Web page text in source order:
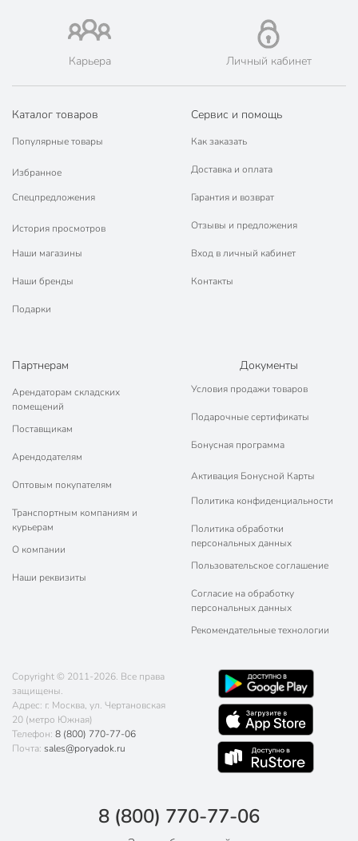
Карьера Личный кабинет
Каталог товаров
Популярные товары
Избранное
Спецпредложения
История просмотров
Наши магазины
Наши бренды
Подарки
Сервис и помощь
Как заказать
Доставка и оплата
Гарантия и возврат
Отзывы и предложения
Вход в личный кабинет
Контакты
Партнерам
Арендаторам складских
помещений
Поставщикам
Арендодателям
Оптовым покупателям
Транспортным компаниям и
курьерам
О компании
Наши реквизиты
Документы
Условия продажи товаров
Подарочные сертификаты
Бонусная программа
Активация Бонусной Карты
Политика конфиденциальности
Политика обработки
персональных данных
Пользовательское соглашение
Согласие на обработку
персональных данных
Рекомендательные технологии
Copyright © 2011-2026. Все права
защищены.
Адрес: г. Москва, ул. Чертановская
20 (метро Южная)
Телефон: 8 (800) 770-77-06
Почта: sales@poryadok.ru
8 (800) 770-77-06